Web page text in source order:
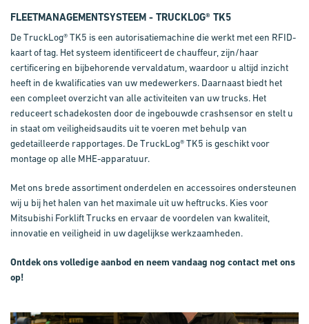
FLEETMANAGEMENTSYSTEEM - TRUCKLOG® TK5
De TruckLog® TK5 is een autorisatiemachine die werkt met een RFID-
kaart of tag. Het systeem identificeert de chauffeur, zijn/haar
certificering en bijbehorende vervaldatum, waardoor u altijd inzicht
heeft in de kwalificaties van uw medewerkers. Daarnaast biedt het
een compleet overzicht van alle activiteiten van uw trucks. Het
reduceert schadekosten door de ingebouwde crashsensor en stelt u
in staat om veiligheidsaudits uit te voeren met behulp van
gedetailleerde rapportages. De TruckLog® TK5 is geschikt voor
montage op alle MHE-apparatuur.
Met ons brede assortiment onderdelen en accessoires ondersteunen
wij u bij het halen van het maximale uit uw heftrucks. Kies voor
Mitsubishi Forklift Trucks en ervaar de voordelen van kwaliteit,
innovatie en veiligheid in uw dagelijkse werkzaamheden.
Ontdek ons volledige aanbod en neem vandaag nog contact met ons
op!